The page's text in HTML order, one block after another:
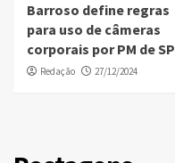
Barroso define regras
para uso de câmeras
corporais por PM de SP
Redação 27/12/2024